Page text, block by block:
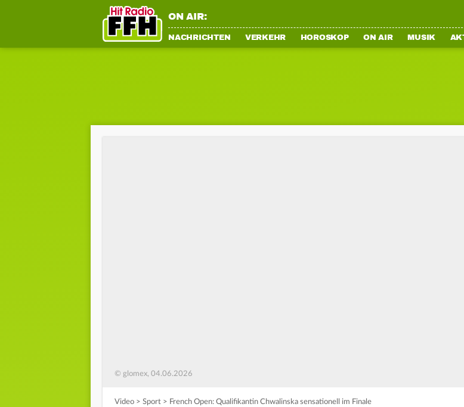
ON AIR:
NACHRICHTEN VERKEHR HOROSKOP ON AIR MUSIK
© glomex, 04.06.2026
Video > Sport > French Open: Qualifikantin Chwalinska sensationell im Finale